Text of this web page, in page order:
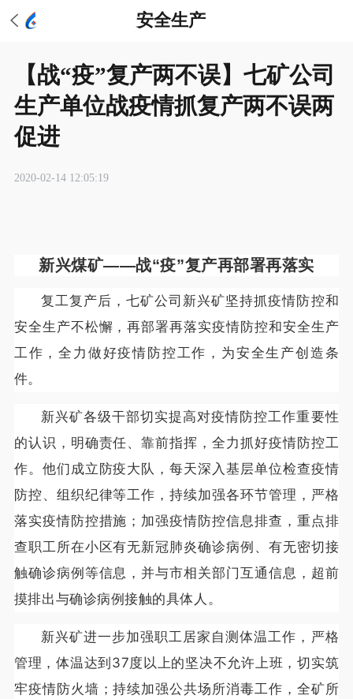
安全生产
【战“疫”复产两不误】七矿公司
生产单位战疫情抓复产两不误两
促进
2020-02-14 12:05:19
新兴煤矿——战“疫”复产再部署再落实
复工复产后，七矿公司新兴矿坚持抓疫情防控和
安全生产不松懈，再部署再落实疫情防控和安全生产
工作，全力做好疫情防控工作，为安全生产创造条
件。
新兴矿各级干部切实提高对疫情防控工作重要性
的认识，明确责任、靠前指挥，全力抓好疫情防控工
作。他们成立防疫大队，每天深入基层单位检查疫情
防控、组织纪律等工作，持续加强各环节管理，严格
落实疫情防控措施；加强疫情防控信息排查，重点排
查职工所在小区有无新冠肺炎确诊病例、有无密切接
触确诊病例等信息，并与市相关部门互通信息，超前
摸排出与确诊病例接触的具体人。
新兴矿进一步加强职工居家自测体温工作，严格
管理，体温达到37度以上的坚决不允许上班，切实筑
牢疫情防火墙；持续加强公共场所消毒工作，全矿所